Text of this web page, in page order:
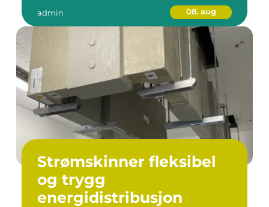
admin 08. aug
Strømskinner fleksibel
og trygg
energidistribusjon